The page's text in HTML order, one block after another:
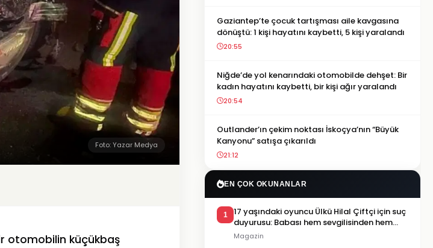
Foto: Yazar Medya
otomobilin küçükbaş
Gaziantep’te çocuk tartışması aile kavgasına
dönüştü: 1 kişi hayatını kaybetti, 5 kişi yaralandı
20:55
Niğde’de yol kenarındaki otomobilde dehşet: Bir
kadın hayatını kaybetti, bir kişi ağır yaralandı
20:54
Outlander’ın çekim noktası İskoçya’nın “Büyük
Kanyonu” satışa çıkarıldı
21:12
EN ÇOK OKUNANLAR
1
17 yaşındaki oyuncu Ülkü Hilal Çiftçi için suç
duyurusu: Babası hem sevgilisinden hem
menajerlik şirketinden şikayetçi oldu
Magazin